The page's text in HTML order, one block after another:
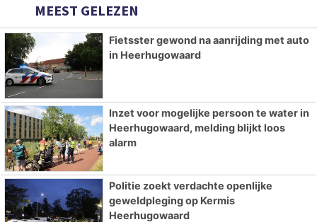
MEEST GELEZEN
Fietsster gewond na aanrijding met auto
in Heerhugowaard
Inzet voor mogelijke persoon te water in
Heerhugowaard, melding blijkt loos
alarm
Politie zoekt verdachte openlijke
geweldpleging op Kermis
Heerhugowaard